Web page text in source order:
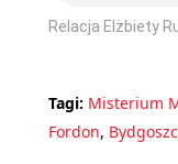
Relacja Elżbiety
Tagi: Misterium
Fordon,